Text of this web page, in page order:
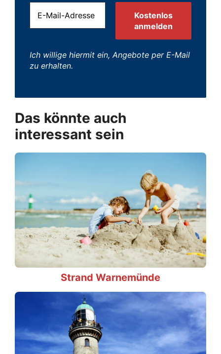
Ich willige hiermit ein, Angebote per E-Mail
zu erhalten.
Das könnte auch
interessant sein
Strand Warnemünde